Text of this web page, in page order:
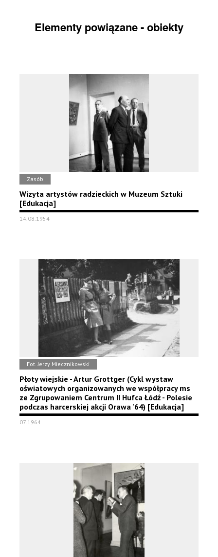
Elementy powiązane - obiekty
Zasób
Wizyta artystów radzieckich w Muzeum Sztuki
[Edukacja]
14.08.1954
Fot. Jerzy Miecznikowski
Płoty wiejskie - Artur Grottger (Cykl wystaw
oświatowych organizowanych we współpracy ms
ze Zgrupowaniem Centrum II Hufca Łódź - Polesie
podczas harcerskiej akcji Orawa '64) [Edukacja]
07.1964